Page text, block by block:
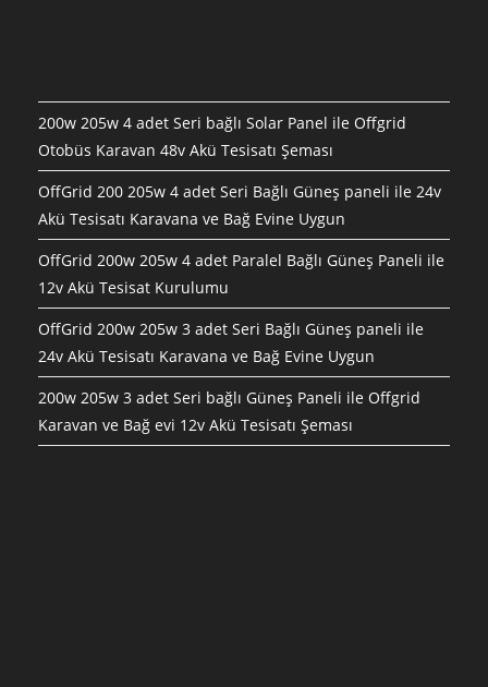
200w 205w 4 adet Seri bağlı Solar Panel ile Offgrid
Otobüs Karavan 48v Akü Tesisatı Şeması
OffGrid 200 205w 4 adet Seri Bağlı Güneş paneli ile 24v
Akü Tesisatı Karavana ve Bağ Evine Uygun
OffGrid 200w 205w 4 adet Paralel Bağlı Güneş Paneli ile
12v Akü Tesisat Kurulumu
OffGrid 200w 205w 3 adet Seri Bağlı Güneş paneli ile
24v Akü Tesisatı Karavana ve Bağ Evine Uygun
200w 205w 3 adet Seri bağlı Güneş Paneli ile Offgrid
Karavan ve Bağ evi 12v Akü Tesisatı Şeması